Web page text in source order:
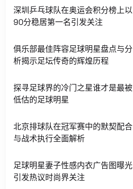
深圳乒乓球队在奥运会积分榜上以
90分稳居第一名引发关注
俱乐部最佳阵容足球明星盘点与分
析揭示足坛传奇的辉煌历程
探寻足球界的冷门之星谁才是最被
低估的足球明星
北京排球队在冠军赛中的默契配合
与战术执行全面解析
足球明星妻子性感内衣广告图曝光
引发热议时尚界关注